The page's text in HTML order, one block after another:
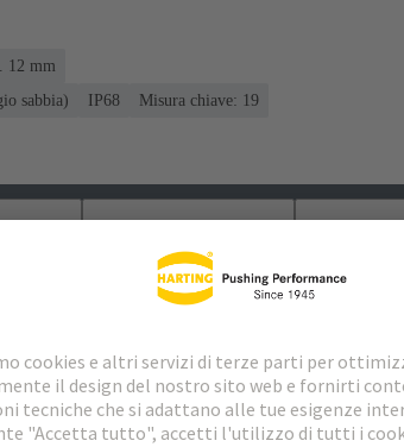
12 mm
sabbia)
IP68 Misura chiave: 19